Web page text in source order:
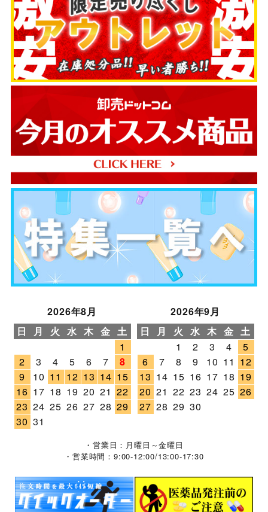
2026年8月
日
月 火 水 木 金 土
1
2
3 4 5 6 7
8
9
10 11 12 13 14 15
16 17 18 19 20 21 22
23 24 25 26 27 28 29
30 31
2026年9月
日
月 火 水 木 金 土
1
2 3 4
5
6
7 8 9 10 11 12
13 14 15 16 17 18 19
20 21 22 23 24 25 26
27 28 29 30
・営業日：月曜日～金曜日
・営業時間：9:00-12:00/13:00-17:30